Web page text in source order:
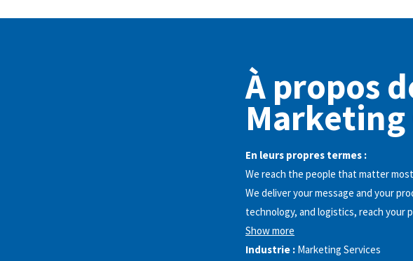
À propos
Marketing
En leurs propres termes :
We reach the people that matter
We deliver your message and your
technology, and logistics, reach your
Show more
Industrie : Marketing Services